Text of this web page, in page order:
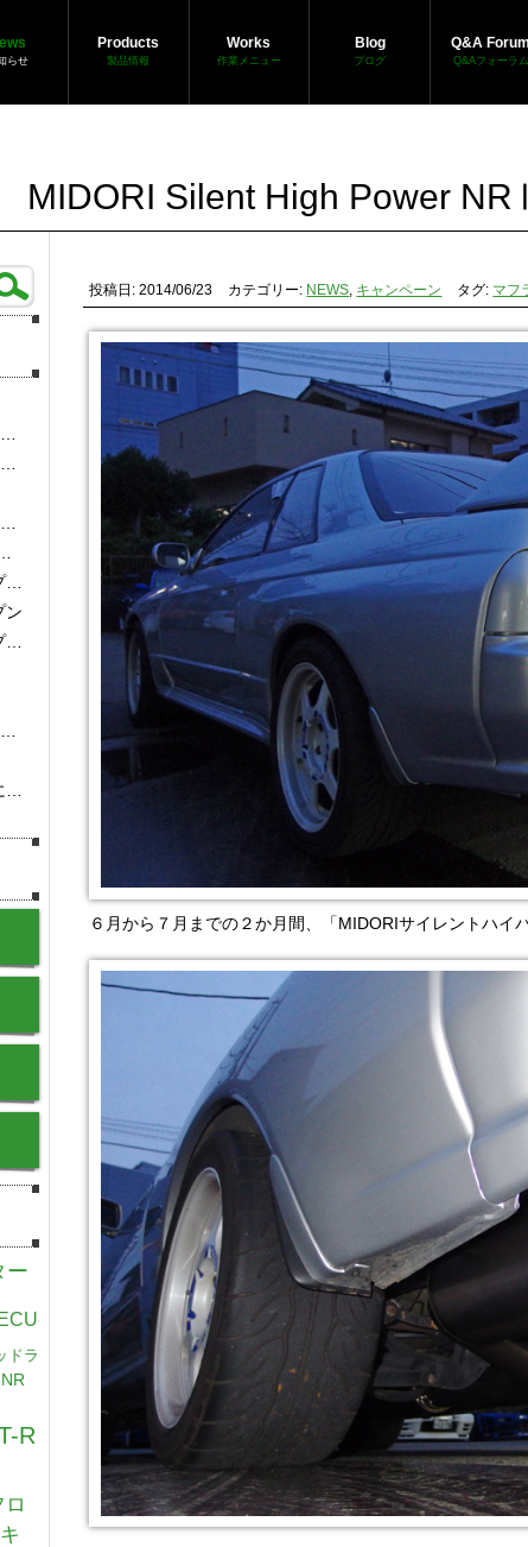
らせ
Products
製品情報
Works
作業メニュー
Blog
ブログ
Q&A Forum
Q&Aフォーラム
MIDORI Silent High Power
投稿日: 2014/06/23 カテゴリー: NEWS, キャンペーン タグ: マフ
６月から７月までの２か月間、「MIDORIサイレントハイ
ン
ー
ドラ
R